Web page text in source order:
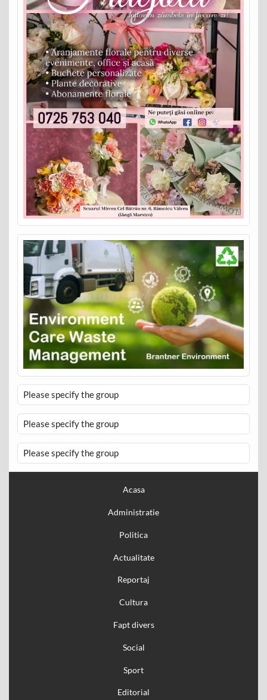
Please specify the group
Please specify the group
Please specify the group
Acasa
Administratie
Politica
Actualitate
Reportaj
Cultura
Fapt divers
Social
Sport
Editorial